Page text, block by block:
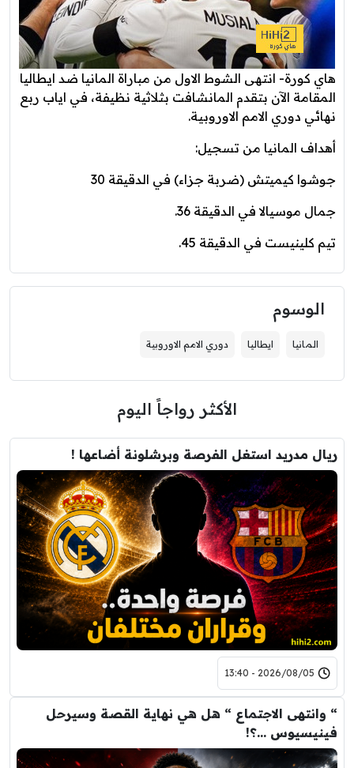
هاي كورة- انتهى الشوط الاول من مباراة المانيا ضد ايطاليا
المقامة الآن بتقدم المانشافت بثلاثية نظيفة، في اياب ربع
نهائي دوري الامم الاوروبية.
أهداف المانيا من تسجيل:
جوشوا كيميتش (ضربة جزاء) في الدقيقة 30
جمال موسيالا في الدقيقة 36.
تيم كلينيست في الدقيقة 45.
الوسوم
المانيا ايطاليا دوري الامم الاوروبية
الأكثر رواجاً اليوم
ريال مدريد استغل الفرصة وبرشلونة أضاعها !
2026/08/05 - 13:40
“ وانتهى الاجتماع “ هل هي نهاية القصة وسيرحل
فينيسيوس …؟!